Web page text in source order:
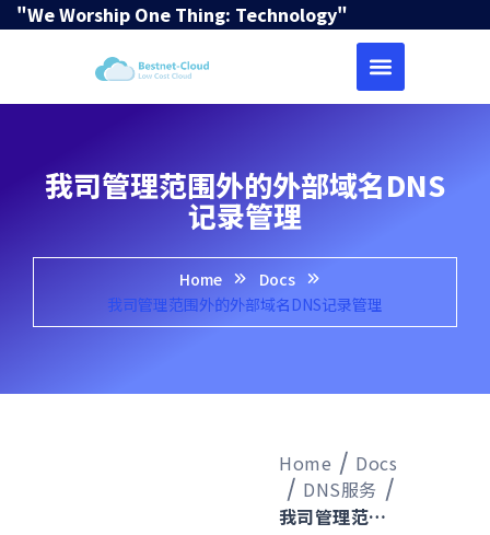
"We Worship One Thing: Technology"
我司管理范围外的外部域名DNS
记录管理
Home
Docs
我司管理范围外的外部域名DNS记录管理
Home
Docs
DNS服务
我司管理范围外的外部域名DNS记录管理